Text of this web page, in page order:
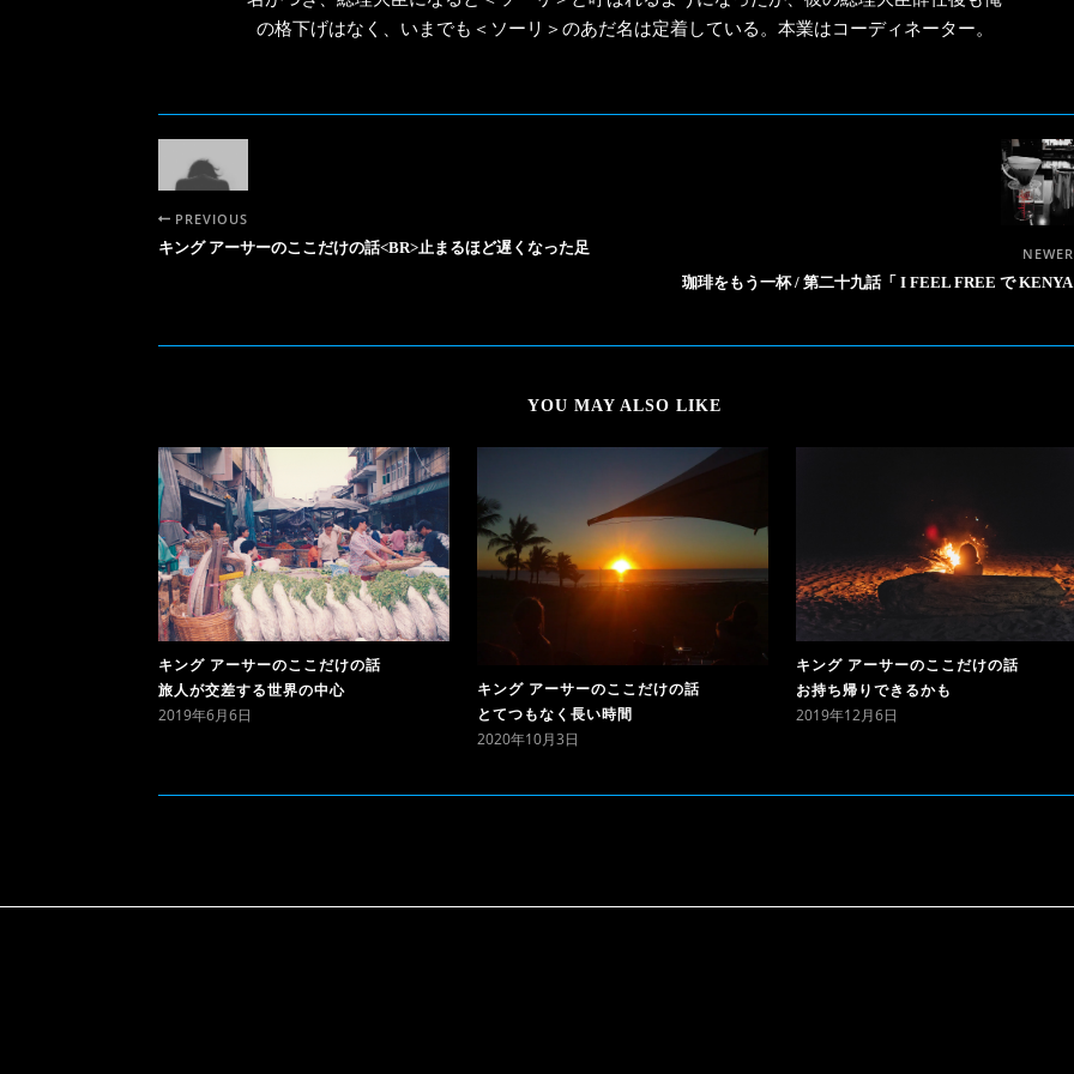
の格下げはなく、いまでも＜ソーリ＞のあだ名は定着している。本業はコーディネーター。
PREVIOUS
キング アーサーのここだけの話<BR>止まるほど遅くなった足
珈琲をもう一杯 / 第二十九話「 I FEEL FREE で KENYA
YOU MAY ALSO LIKE
キング アーサーのここだけの話
旅人が交差する世界の中心
2019年6月6日
キング アーサーのここだけの話
とてつもなく長い時間
2020年10月3日
キング アーサーのここだけの話
お持ち帰りできるかも
2019年12月6日